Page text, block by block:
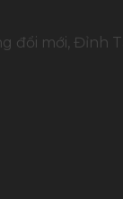
đổi mới, Đỉnh